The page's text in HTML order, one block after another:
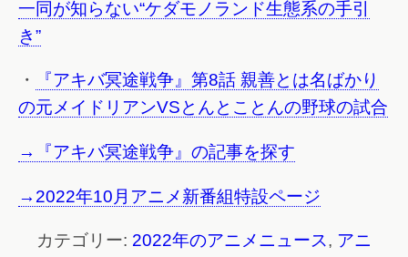
一同が知らない“ケダモノランド生態系の手引
き”
・
『アキバ冥途戦争』第8話 親善とは名ばかり
の元メイドリアンVSとんとことんの野球の試合
→『アキバ冥途戦争』の記事を探す
→2022年10月アニメ新番組特設ページ
カテゴリー: 2022年のアニメニュース, アニ